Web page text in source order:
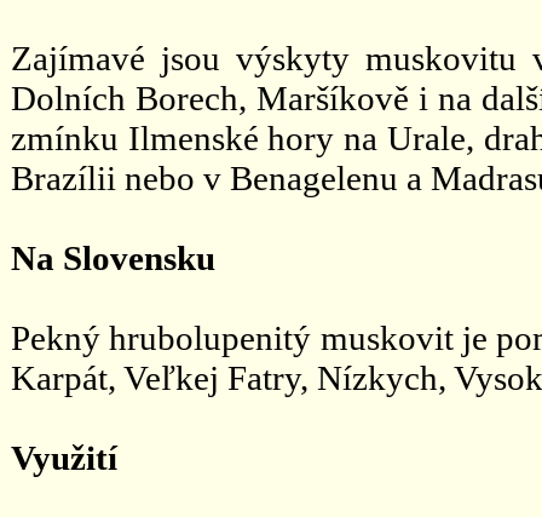
Zajímavé jsou výskyty muskovitu
Dolních Borech, Maršíkově i na
zmínku Ilmenské hory na Urale,
Brazílii nebo v Benagelenu a
Na Slovensku
Pekný hrubolupenitý muskovit je
Karpát, Veľkej Fatry, Nízkych,
Využití